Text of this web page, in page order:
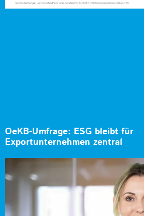
OeKB-Umfrage: ESG bleibt für
Exportunternehmen zentral